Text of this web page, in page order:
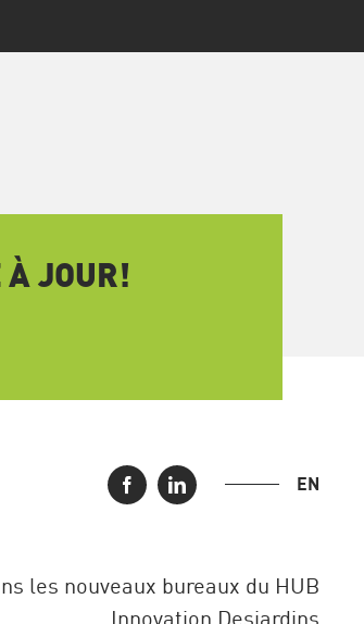
À JOUR!
EN
les nouveaux bureaux du HUB
Innovation Desjardins